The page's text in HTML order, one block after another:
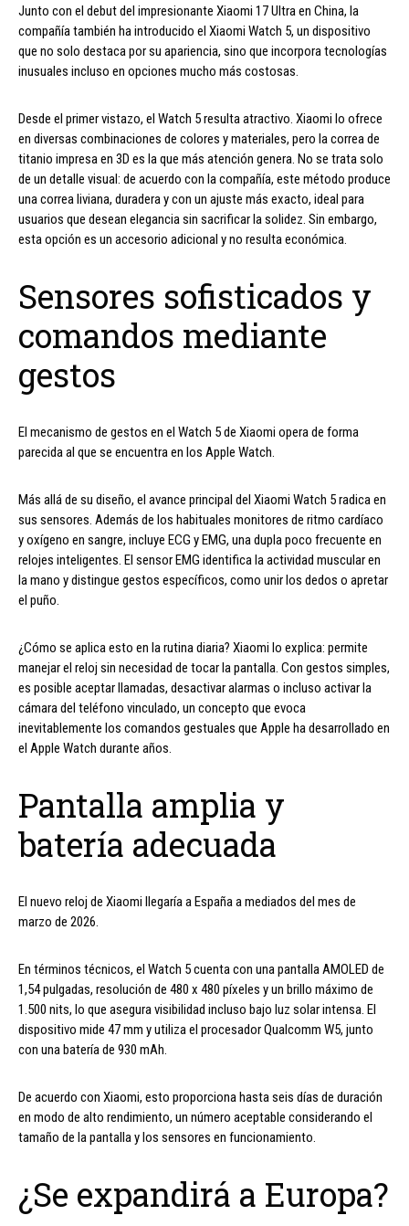
Junto con el debut del impresionante Xiaomi 17 Ultra en China, la
compañía también ha introducido el Xiaomi Watch 5, un dispositivo
que no solo destaca por su apariencia, sino que incorpora tecnologías
inusuales incluso en opciones mucho más costosas.
Desde el primer vistazo, el Watch 5 resulta atractivo. Xiaomi lo ofrece
en diversas combinaciones de colores y materiales, pero la correa de
titanio impresa en 3D es la que más atención genera. No se trata solo
de un detalle visual: de acuerdo con la compañía, este método produce
una correa liviana, duradera y con un ajuste más exacto, ideal para
usuarios que desean elegancia sin sacrificar la solidez. Sin embargo,
esta opción es un accesorio adicional y no resulta económica.
Sensores sofisticados y
comandos mediante
gestos
El mecanismo de gestos en el Watch 5 de Xiaomi opera de forma
parecida al que se encuentra en los Apple Watch.
Más allá de su diseño, el avance principal del Xiaomi Watch 5 radica en
sus sensores. Además de los habituales monitores de ritmo cardíaco
y oxígeno en sangre, incluye ECG y EMG, una dupla poco frecuente en
relojes inteligentes. El sensor EMG identifica la actividad muscular en
la mano y distingue gestos específicos, como unir los dedos o apretar
el puño.
¿Cómo se aplica esto en la rutina diaria? Xiaomi lo explica: permite
manejar el reloj sin necesidad de tocar la pantalla. Con gestos simples,
es posible aceptar llamadas, desactivar alarmas o incluso activar la
cámara del teléfono vinculado, un concepto que evoca
inevitablemente los comandos gestuales que Apple ha desarrollado en
el Apple Watch durante años.
Pantalla amplia y
batería adecuada
El nuevo reloj de Xiaomi llegaría a España a mediados del mes de
marzo de 2026.
En términos técnicos, el Watch 5 cuenta con una pantalla AMOLED de
1,54 pulgadas, resolución de 480 x 480 píxeles y un brillo máximo de
1.500 nits, lo que asegura visibilidad incluso bajo luz solar intensa. El
dispositivo mide 47 mm y utiliza el procesador Qualcomm W5, junto
con una batería de 930 mAh.
De acuerdo con Xiaomi, esto proporciona hasta seis días de duración
en modo de alto rendimiento, un número aceptable considerando el
tamaño de la pantalla y los sensores en funcionamiento.
¿Se expandirá a Europa?